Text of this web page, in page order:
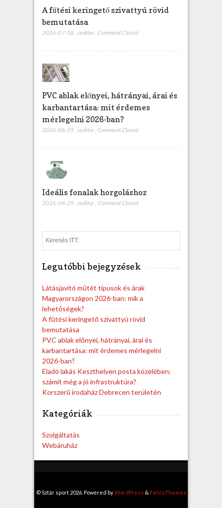
A fűtési keringető szivattyú rövid
bemutatása
2026-07-18, seditor, Comment Closed
PVC ablak előnyei, hátrányai, árai és
karbantartása: mit érdemes
mérlegelni 2026-ban?
2026-06-29 seditor Comment Closed
Ideális fonalak horgoláshoz
2026-04-29, seditor, Comment Closed
e
Legutóbbi bejegyzések
Látásjavító műtét típusok és árak
Magyarországon 2026-ban: mik a
lehetőségek?
A fűtési keringető szivattyú rövid
bemutatása
PVC ablak előnyei, hátrányai, árai és
karbantartása: mit érdemes mérlegelni
2026-ban?
Eladó lakás Keszthelyen posta közelében:
számít még a jó infrastruktúra?
Korszerű irodaház Debrecen területén
Kategóriák
Szolgáltatás
Webáruház
© Sztár sport 2026. Powered byWordPress & FancyThemes